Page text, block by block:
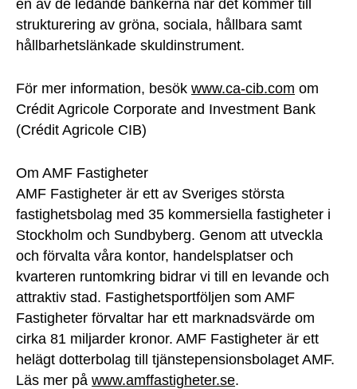
en av de ledande bankerna när det kommer till
strukturering av gröna, sociala, hållbara samt
hållbarhetslänkade skuldinstrument.
För mer information, besök www.ca-cib.com om
Crédit Agricole Corporate and Investment Bank
(Crédit Agricole CIB)
Om AMF Fastigheter
AMF Fastigheter är ett av Sveriges största
fastighetsbolag med 35 kommersiella fastigheter i
Stockholm och Sundbyberg. Genom att utveckla
och förvalta våra kontor, handelsplatser och
kvarteren runtomkring bidrar vi till en levande och
attraktiv stad. Fastighetsportföljen som AMF
Fastigheter förvaltar har ett marknadsvärde om
cirka 81 miljarder kronor. AMF Fastigheter är ett
helägt dotterbolag till tjänstepensionsbolaget AMF.
Läs mer på www.amffastigheter.se.